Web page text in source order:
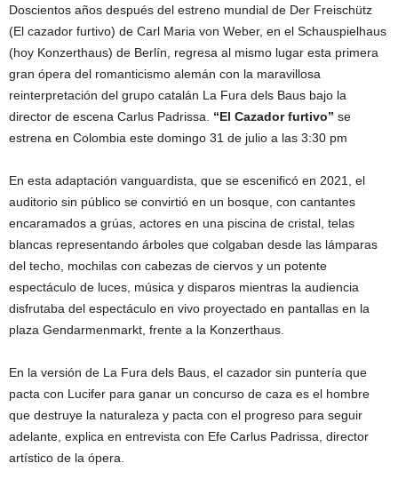
Doscientos años después del estreno mundial de Der Freischütz
(El cazador furtivo) de Carl Maria von Weber, en el Schauspielhaus
(hoy Konzerthaus) de Berlín, regresa al mismo lugar esta primera
gran ópera del romanticismo alemán con la maravillosa
reinterpretación del grupo catalán La Fura dels Baus bajo la
director de escena Carlus Padrissa. “El Cazador furtivo” se
estrena en Colombia este domingo 31 de julio a las 3:30 pm
En esta adaptación vanguardista, que se escenificó en 2021, el
auditorio sin público se convirtió en un bosque, con cantantes
encaramados a grúas, actores en una piscina de cristal, telas
blancas representando árboles que colgaban desde las lámparas
del techo, mochilas con cabezas de ciervos y un potente
espectáculo de luces, música y disparos mientras la audiencia
disfrutaba del espectáculo en vivo proyectado en pantallas en la
plaza Gendarmenmarkt, frente a la Konzerthaus.
En la versión de La Fura dels Baus, el cazador sin puntería que
pacta con Lucifer para ganar un concurso de caza es el hombre
que destruye la naturaleza y pacta con el progreso para seguir
adelante, explica en entrevista con Efe Carlus Padrissa, director
artístico de la ópera.